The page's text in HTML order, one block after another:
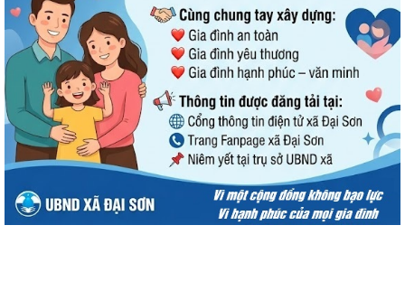
Tổ đại biểu HĐND thành phố số 14 tiếp xúc cử tri sau Kỳ họp thường lệ
giữa năm 2026
UBND xã Đại Sơn ban hành Quy chế xây dựng, quản lý và sử dụng
nghĩa trang nhân dân trên địa bàn xã
Công khai Quyết định Về việc ủy quyền cho Giám đốc Sở Y tế thực hiện
cấp, cấp lại giấy phép hoạt...
Xã Đại Sơn triển khai thực hiện Nghị quyết số 66.18/2026/NQ-CP của
Chính phủ về công tác phòng...